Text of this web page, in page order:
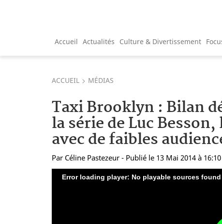
Accueil Actualités Culture & Divertissement
ACCUEIL MÉDIAS
Taxi Brooklyn : Bilan
la série de Luc
avec de faibles
Par Céline Pastezeur - Publié le 13 Mai 2014 à 16:10
Error loading player: No playable sources found